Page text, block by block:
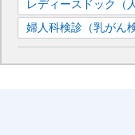
レディースドック（
婦人科検診（乳がん